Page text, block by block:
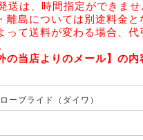
送は、時間指定ができませ
離島については別途料金と
って送料が変わる場合、代
の当店よりのメール】の内
ーブライド（ダイワ）